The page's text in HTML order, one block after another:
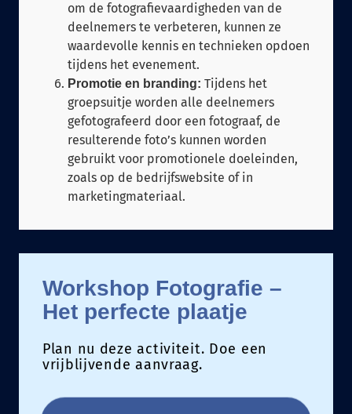
om de fotografievaardigheden van de
deelnemers te verbeteren, kunnen ze
waardevolle kennis en technieken opdoen
tijdens het evenement.
Promotie en branding: Tijdens het
groepsuitje worden alle deelnemers
gefotografeerd door een fotograaf, de
resulterende foto’s kunnen worden
gebruikt voor promotionele doeleinden,
zoals op de bedrijfswebsite of in
marketingmateriaal.
Workshop Fotografie –
Het perfecte plaatje
Plan nu deze activiteit. Doe een
vrijblijvende aanvraag.